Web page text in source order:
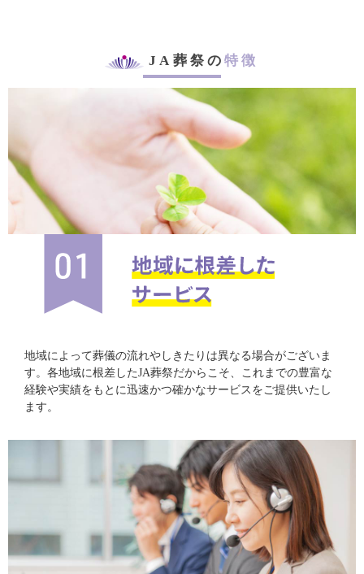
JA葬祭の特徴
地域によって葬儀の流れやしきたりは異なる場合がございま
す。各地域に根差したJA葬祭だからこそ、これまでの豊富な
経験や実績をもとに迅速かつ確かなサービスをご提供いたし
ます。